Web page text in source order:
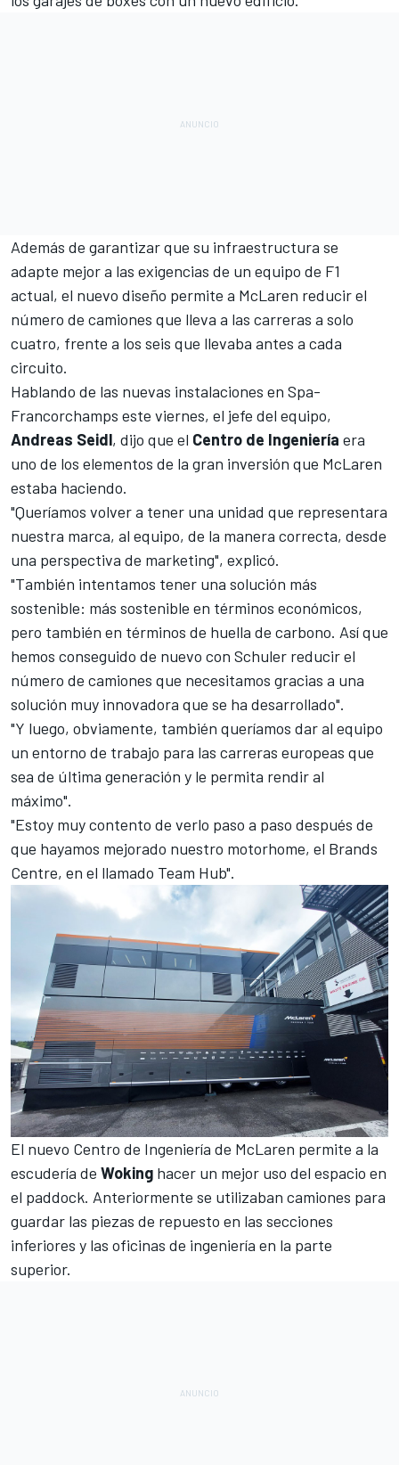
Además de garantizar que su infraestructura se
adapte mejor a las exigencias de un equipo de F1
actual, el nuevo diseño permite a McLaren reducir el
número de camiones que lleva a las carreras a solo
cuatro, frente a los seis que llevaba antes a cada
circuito.
Hablando de las nuevas instalaciones en Spa-
Francorchamps este viernes, el jefe del equipo,
Andreas Seidl, dijo que el Centro de Ingeniería era
uno de los elementos de la gran inversión que McLaren
estaba haciendo.
"Queríamos volver a tener una unidad que representara
nuestra marca, al equipo, de la manera correcta, desde
una perspectiva de marketing", explicó.
"También intentamos tener una solución más
sostenible: más sostenible en términos económicos,
pero también en términos de huella de carbono. Así que
hemos conseguido de nuevo con Schuler reducir el
número de camiones que necesitamos gracias a una
solución muy innovadora que se ha desarrollado".
"Y luego, obviamente, también queríamos dar al equipo
un entorno de trabajo para las carreras europeas que
sea de última generación y le permita rendir al
máximo".
"Estoy muy contento de verlo paso a paso después de
que hayamos mejorado nuestro motorhome, el Brands
Centre, en el llamado Team Hub".
El nuevo Centro de Ingeniería de McLaren permite a la
escudería de Woking hacer un mejor uso del espacio en
el paddock. Anteriormente se utilizaban camiones para
guardar las piezas de repuesto en las secciones
inferiores y las oficinas de ingeniería en la parte
superior.